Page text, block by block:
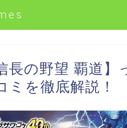
長の野望 覇道】
ミを徹底解説！